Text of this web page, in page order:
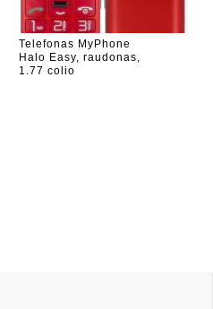
Telefonas MyPhone
Halo Easy, raudonas,
1.77 colio